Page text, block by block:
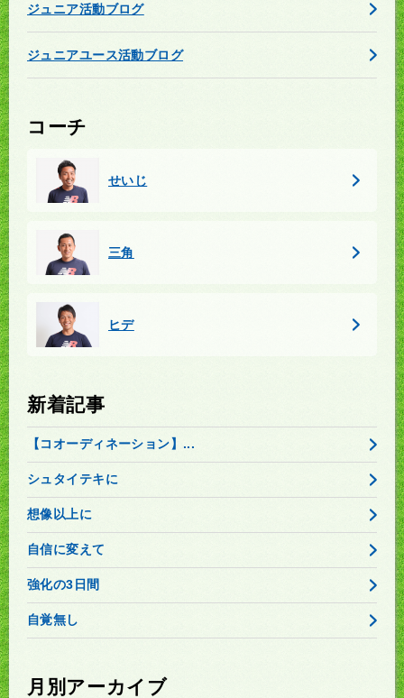
ジュニア活動ブログ
ジュニアユース活動ブログ
コーチ
せいじ
三角
ヒデ
新着記事
【コオーディネーション】...
シュタイテキに
想像以上に
自信に変えて
強化の3日間
自覚無し
月別アーカイブ